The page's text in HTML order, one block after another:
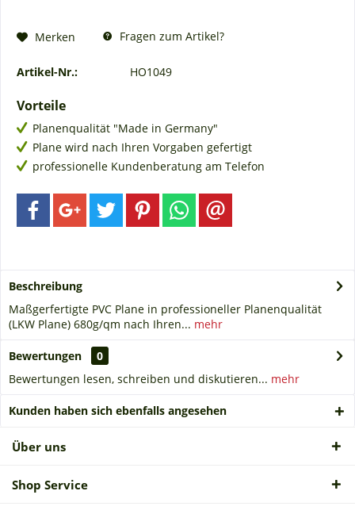
Merken Fragen zum Artikel?
Artikel-Nr.: HO1049
Vorteile
Planenqualität "Made in Germany"
Plane wird nach Ihren Vorgaben gefertigt
professionelle Kundenberatung am Telefon
Beschreibung
Maßgerfertigte PVC Plane in professioneller Planenqualität
(LKW Plane) 680g/qm nach Ihren... mehr
Bewertungen
0
Bewertungen lesen, schreiben und diskutieren... mehr
Kunden haben sich ebenfalls angesehen
Über uns
Shop Service